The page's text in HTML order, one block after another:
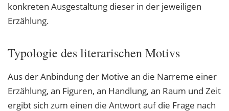
konkreten Ausgestaltung dieser in der jeweiligen
Erzählung.
Typologie des literarischen Motivs
Aus der Anbindung der Motive an die Narreme einer
Erzählung, an Figuren, an Handlung, an Raum und Zeit
ergibt sich zum einen die Antwort auf die Frage nach